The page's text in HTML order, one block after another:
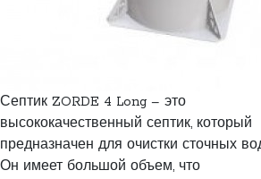
Септик ZORDE 4 Long – это
высококачественный септик, который
предназначен для очистки сточных
Он имеет большой объем, что